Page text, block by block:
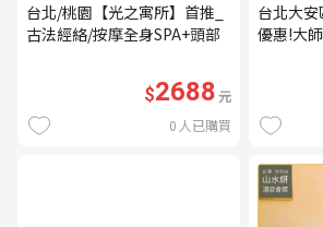
台北/桃園【光之寓所】首推_
古法經絡/按摩全身SPA+頭部
$2688元
0 人已購買
台北大
優惠!大
優惠券